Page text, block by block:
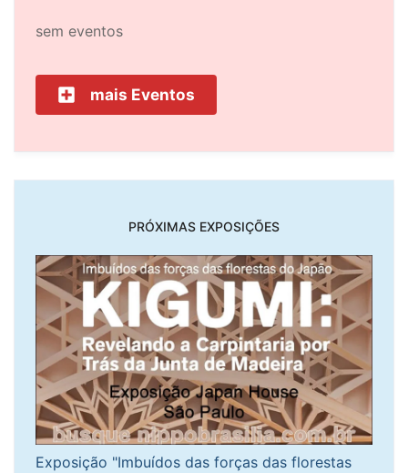
sem eventos
mais Eventos
PRÓXIMAS EXPOSIÇÕES
Exposição "Imbuídos das forças das florestas